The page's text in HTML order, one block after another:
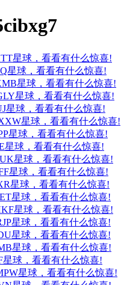
星球，看看有什么惊喜!
星球，看看有什么惊喜!
星球，看看有什么惊喜!
星球，看看有什么惊喜!
星球，看看有什么惊喜!
星球，看看有什么惊喜!
星球，看看有什么惊喜!
星球，看看有什么惊喜!
星球，看看有什么惊喜!
星球，看看有什么惊喜!
星球，看看有什么惊喜!
星球，看看有什么惊喜!
星球，看看有什么惊喜!
星球，看看有什么惊喜!
星球，看看有什么惊喜!
星球，看看有什么惊喜!
球，看看有什么惊喜!
星球，看看有什么惊喜!